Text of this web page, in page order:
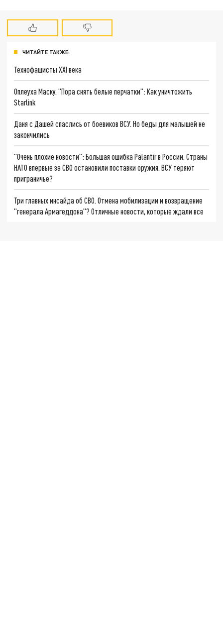
ЧИТАЙТЕ ТАКЖЕ:
Технофашисты XXI века
Оплеуха Маску. "Пора снять белые перчатки": Как уничтожить
Starlink
Даня с Дашей спаслись от боевиков ВСУ. Но беды для малышей не
закончились
"Очень плохие новости": Большая ошибка Palantir в России. Страны
НАТО впервые за СВО остановили поставки оружия. ВСУ теряют
приграничье?
Три главных инсайда об СВО. Отмена мобилизации и возвращение
"генерала Армагеддона"? Отличные новости, которые ждали все